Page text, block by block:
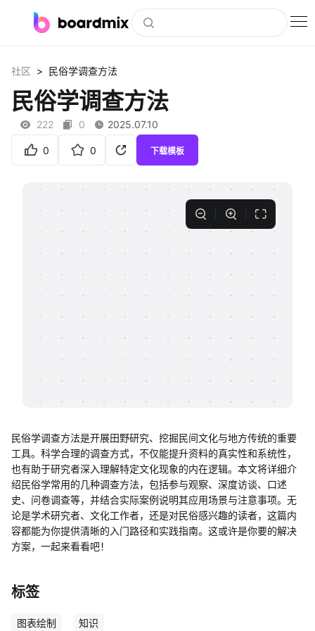
社区资源
下载
私有化部署
帮助中心
社区 > 民俗学调查方法
民俗学调查方法
222 0 2025.07.10
0 0 下载模板
民俗学调查方法是开展田野研究、挖掘民间文化与地方传统的重要
工具。科学合理的调查方式，不仅能提升资料的真实性和系统性，
也有助于研究者深入理解特定文化现象的内在逻辑。本文将详细介
绍民俗学常用的几种调查方法，包括参与观察、深度访谈、口述
史、问卷调查等，并结合实际案例说明其应用场景与注意事项。无
论是学术研究者、文化工作者，还是对民俗感兴趣的读者，这篇内
容都能为你提供清晰的入门路径和实践指南。这或许是你要的解决
方案，一起来看看吧！
标签
图表绘制 知识